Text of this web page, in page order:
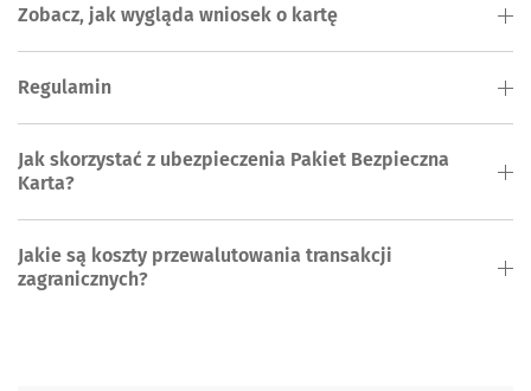
Zobacz, jak wygląda wniosek o kartę
Regulamin
Jak skorzystać z ubezpieczenia Pakiet Bezpieczna
Karta?
Jakie są koszty przewalutowania transakcji
zagranicznych?